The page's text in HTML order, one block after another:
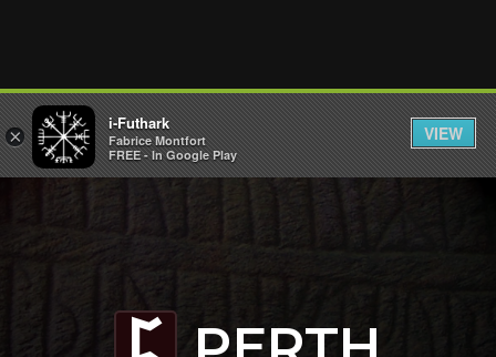
P
×
i-Futhark
Fabrice Montfort
FREE - In Google Play
VIEW